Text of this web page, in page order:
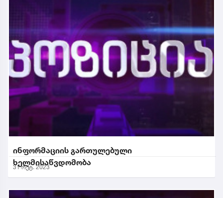
ინფორმაციის გართულებული
ხელმისაწვდომობა
31 ოქტ. 2023